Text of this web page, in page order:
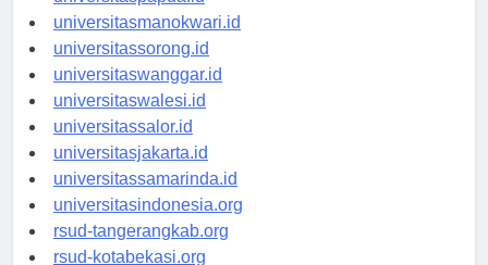
universitaspapua.id
universitasmanokwari.id
universitassorong.id
universitaswanggar.id
universitaswalesi.id
universitassalor.id
universitasjakarta.id
universitassamarinda.id
universitasindonesia.org
rsud-tangerangkab.org